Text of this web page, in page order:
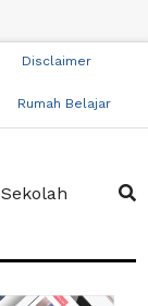
Disclaimer
Rumah Belajar